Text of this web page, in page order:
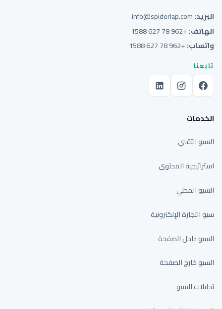
البريد:info@spiderlap.com
الهاتف:+962 78 627 1588
واتساب:+962 78 627 1588
تابعنا
الخدمات
السيو التقني
استراتيجية المحتوى
السيو المحلي
سيو التجارة الإلكترونية
السيو داخل الصفحة
السيو خارج الصفحة
تحليلات السيو